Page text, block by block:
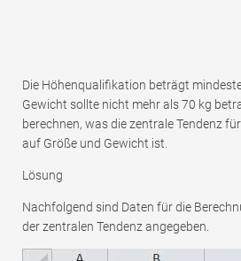
Die Höhenqualifikation beträgt
Gewicht sollte nicht mehr als 70 kg
berechnen, was die zentrale Tendenz
auf Größe und Gewicht ist.
Lösung
Nachfolgend sind Daten für die
der zentralen Tendenz angegeben.